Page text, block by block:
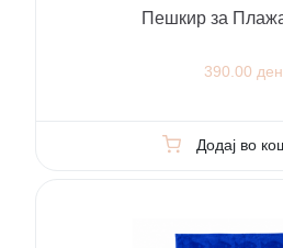
Пешкир за
390.00 ден.
Додај во